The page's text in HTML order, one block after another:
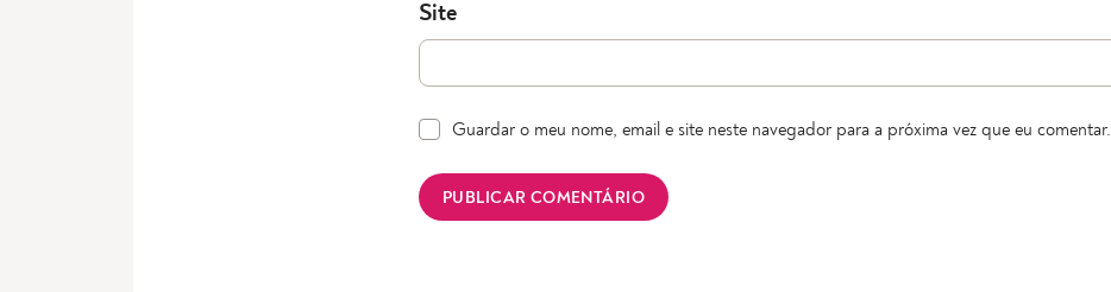
Site
Guardar o meu nome, email e site neste navegador para a próxima vez que eu comentar.